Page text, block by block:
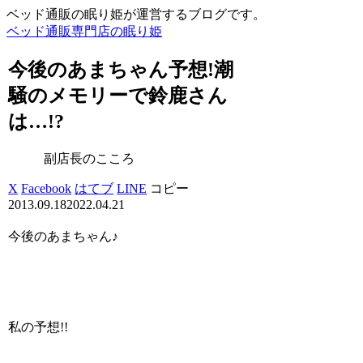
ベッド通販の眠り姫が運営するブログです。
ベッド通販専門店の眠り姫
今後のあまちゃん予想!潮
騒のメモリーで鈴鹿さん
は…!?
副店長のこころ
X Facebook はてブ LINE コピー
2013.09.182022.04.21
今後のあまちゃん♪
私の予想!!